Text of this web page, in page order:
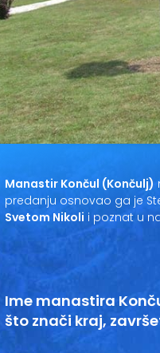
Manastir Končul (Končulj)
predanju osnovao ga je
Svetom Nikoli i poznat u
Ime manastira
što znači kraj,